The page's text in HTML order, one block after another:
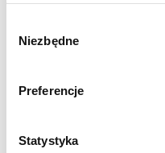
zgody
Niezbędne
Preferencje
Statystyka